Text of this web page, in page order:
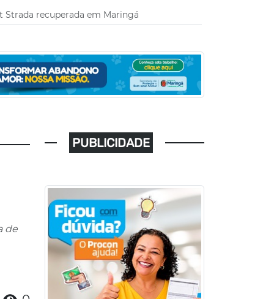
recuperada em Maringá
de
PUBLICIDADE